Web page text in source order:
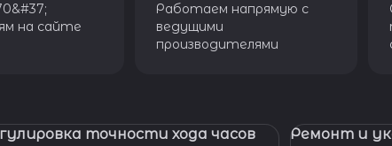
на сайте
Работаем напрямую с
ведущими
производителями
точности хода часов
Ремонт и